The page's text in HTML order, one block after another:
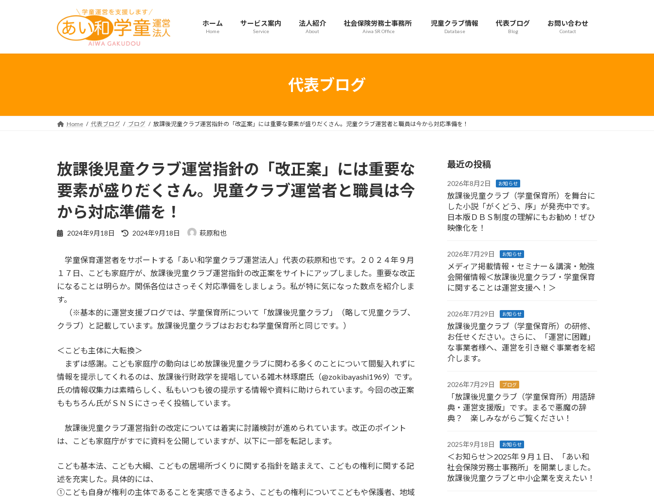
ツ
シ
ホーム
Home
サービス案内
Service
法人紹介
About
社会保険労務士事務所
Aiwa SR Office
児童クラブ情報
Database
代表ブログ
Blog
お問い合わせ
Contact
代表ブログ
Home 代表ブログ ブログ 放課後児童クラブ運営指針の「改正案」には重要な要素が盛りだくさん。児童クラブ運営者と職員は今から対応準備を！
放課後児童クラブ運営指針の「改正案」には重要な
要素が盛りだくさん。児童クラブ運営者と職員は今
から対応準備を！
2024年9月18日
最
新
日
2024年9月18日 萩原和也
学童保育運営者をサポートする「あい和学童クラブ運営法人」代表の萩原和也です。２０２４年９月
１７日、こども家庭庁が、放課後児童クラブ運営指針の改正案をサイトにアップしました。重要な改正
になることは明らか。関係各位はさっそく対応準備をしましょう。私が特に気になった数点を紹介しま
す。
（※基本的に運営支援ブログでは、学童保育所について「放課後児童クラブ」（略して児童クラブ、
クラブ）と記載しています。放課後児童クラブはおおむね学童保育所と同じです。）
＜こども主体に大転換＞
まずは感謝。こども家庭庁の動向はじめ放課後児童クラブに関わる多くのことについて間髪入れずに
情報を提示してくれるのは、放課後行財政学を提唱している雑木林琢磨氏（@zokibayashi1969）です。
氏の情報収集力は素晴らしく、私もいつも彼の提示する情報や資料に助けられています。今回の改正案
ももちろん氏がＳＮＳにさっそく投稿しています。
放課後児童クラブ運営指針の改定については着実に討議検討が進められています。改正のポイント
は、こども家庭庁がすでに資料を公開していますが、以下に一部を転記します。
こども基本法、こども大綱、こどもの居場所づくりに関する指針を踏まえて、こどもの権利に関する記
述を充実した。具体的には、
①こども自身が権利の主体であることを実感できるよう、こどもの権利についてこどもや保護者、地域
最近の投稿
2026年8月2日 お知らせ
放課後児童クラブ（学童保育所）を舞台に
した小説「がくどう、序」が発売中です。
日本版ＤＢＳ制度の理解にもお勧め！ぜひ
映像化を！
2026年7月29日 お知らせ
メディア掲載情報・セミナー＆講演・勉強
会開催情報＜放課後児童クラブ・学童保育
に関することは運営支援へ！＞
2026年7月29日 お知らせ
放課後児童クラブ（学童保育所）の研修、
お任せください。さらに、「運営に困難」
な事業者様へ、運営を引き継ぐ事業者を紹
介します。
2026年7月29日 ブログ
「放課後児童クラブ（学童保育所）用語辞
典・運営支援版」です。まるで悪魔の辞
典？ 楽しみながらご覧ください！
2025年9月18日 お知らせ
＜お知らせ＞2025年９月１日、「あい和
社会保険労務士事務所」を開業しました。
放課後児童クラブと中小企業を支えたい！